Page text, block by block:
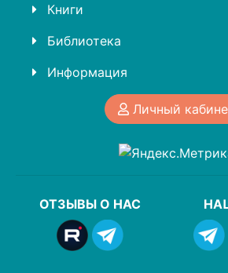
Книги
Библиотека
Информация
Личный
ОТЗЫВЫ О НАС